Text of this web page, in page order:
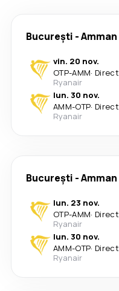
București -Amman
vin. 20 nov.
OTP-AMM· Direct
Ryanair
lun. 30 nov.
AMM-OTP· Direct
Ryanair
București -Amman
lun. 23 nov.
OTP-AMM· Direct
Ryanair
lun. 30 nov.
AMM-OTP· Direct
Ryanair